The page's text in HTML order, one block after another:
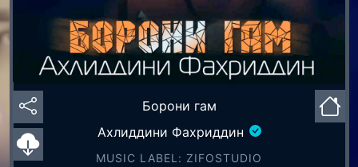
Борони гам
Ахлиддини Фахриддин
MUSIC LABEL: ZIFOSTUDIO